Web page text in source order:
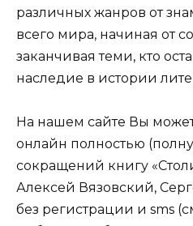
различных жанров от
всего мира, начиная от
заканчивая теми, кто
наследие в истории
На нашем сайте Вы
онлайн полностью
сокращений книгу
Алексей Вязовский,
без регистрации и sms